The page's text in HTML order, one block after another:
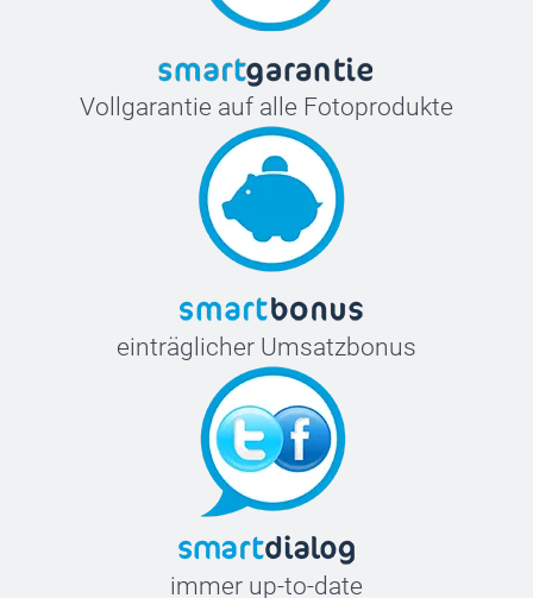
Vollgarantie auf alle Fotoprodukte
einträglicher Umsatzbonus
immer up-to-date